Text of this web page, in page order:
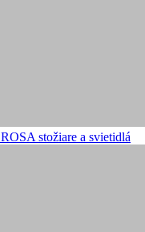
ROSA stožiare a svietidlá